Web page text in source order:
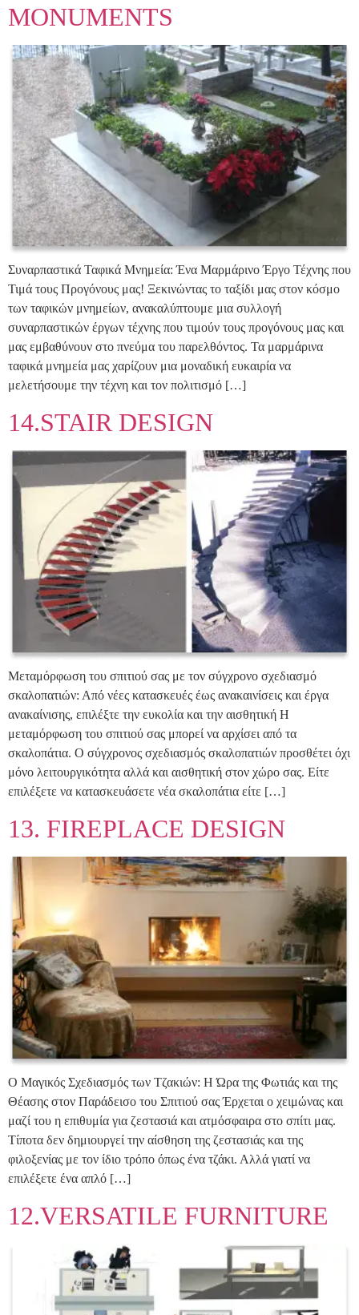
MONUMENTS
Συναρπαστικά Ταφικά Μνημεία: Ένα Μαρμάρινο Έργο Τέχνης που
Τιμά τους Προγόνους μας! Ξεκινώντας το ταξίδι μας στον κόσμο
των ταφικών μνημείων, ανακαλύπτουμε μια συλλογή
συναρπαστικών έργων τέχνης που τιμούν τους προγόνους μας και
μας εμβαθύνουν στο πνεύμα του παρελθόντος. Τα μαρμάρινα
ταφικά μνημεία μας χαρίζουν μια μοναδική ευκαιρία να
μελετήσουμε την τέχνη και τον πολιτισμό […]
14.STAIR DESIGN
Μεταμόρφωση του σπιτιού σας με τον σύγχρονο σχεδιασμό
σκαλοπατιών: Από νέες κατασκευές έως ανακαινίσεις και έργα
ανακαίνισης, επιλέξτε την ευκολία και την αισθητική Η
μεταμόρφωση του σπιτιού σας μπορεί να αρχίσει από τα
σκαλοπάτια. Ο σύγχρονος σχεδιασμός σκαλοπατιών προσθέτει όχι
μόνο λειτουργικότητα αλλά και αισθητική στον χώρο σας. Είτε
επιλέξετε να κατασκευάσετε νέα σκαλοπάτια είτε […]
13. FIREPLACE DESIGN
Ο Μαγικός Σχεδιασμός των Τζακιών: Η Ώρα της Φωτιάς και της
Θέασης στον Παράδεισο του Σπιτιού σας Έρχεται ο χειμώνας και
μαζί του η επιθυμία για ζεστασιά και ατμόσφαιρα στο σπίτι μας.
Τίποτα δεν δημιουργεί την αίσθηση της ζεστασιάς και της
φιλοξενίας με τον ίδιο τρόπο όπως ένα τζάκι. Αλλά γιατί να
επιλέξετε ένα απλό […]
12.VERSATILE FURNITURE